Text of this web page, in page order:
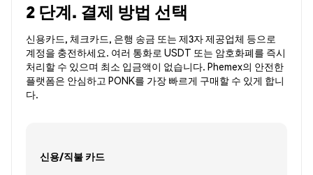
2 단계. 결제 방법 선택
신용카드, 체크카드, 은행 송금 또는 제3자 제공업체 등으로
계정을 충전하세요. 여러 통화로 USDT 또는 암호화폐를 즉시
처리할 수 있으며 최소 입금액이 없습니다. Phemex의 안전한
플랫폼은 안심하고 PONK를 가장 빠르게 구매할 수 있게 합니
다.
신용/직불 카드